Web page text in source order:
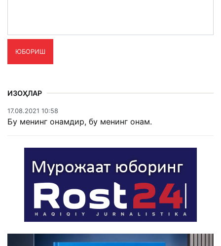
ЮБОРИШ
ИЗОҲЛАР
17.08.2021 10:58
Бу менинг онамдир, бу менинг онам.